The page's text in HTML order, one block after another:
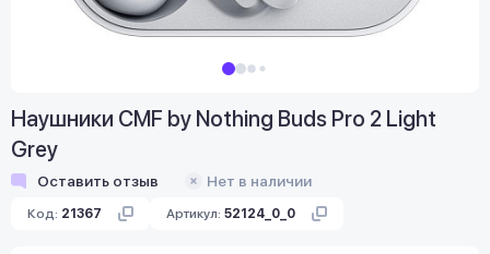
Наушники CMF by Nothing Buds Pro 2 Light
Grey
Оставить отзыв Нет в наличии
Код: 21367 Артикул: 52124_0_0